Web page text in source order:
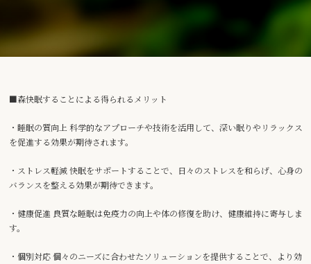
■森快眠することによる得られるメリット
・睡眠の質向上 科学的なアプローチや技術を活用して、深い眠りやリラックス
を促進する効果が期待されます。
・ストレス軽減 快眠をサポートすることで、日々のストレスを和らげ、心身の
バランスを整える効果が期待できます。
・健康促進 良質な睡眠は免疫力の向上や体の修復を助け、健康維持に寄与しま
す。
・個別対応 個々のニーズに合わせたソリューションを提供することで、より効